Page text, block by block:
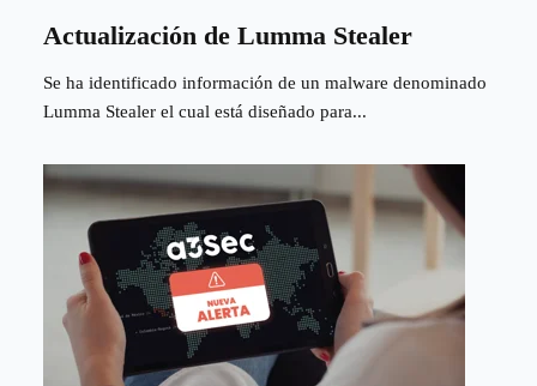
Actualización de Lumma Stealer
Se ha identificado información de un malware denominado
Lumma Stealer el cual está diseñado para...